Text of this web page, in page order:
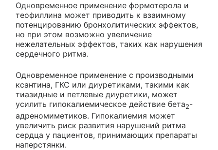
Одновременное применение формотерола и
теофиллина может приводить к взаимному
потенцированию бронхолитических эффектов,
но при этом возможно увеличение
нежелательных эффектов, таких как нарушения
сердечного ритма.
Одновременное применение с производными
ксантина, ГКС или диуретиками, такими как
тиазидные и петлевые диуретики, может
усилить гипокалиемическое действие бета2-
адреномиметиков. Гипокалиемия может
увеличить риск развития нарушений ритма
сердца у пациентов, принимающих препараты
наперстянки.